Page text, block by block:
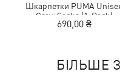
Шкарпетки PUMA
Crew Socks (1-Pack)
690,00 ₴
БІЛЬШЕ З